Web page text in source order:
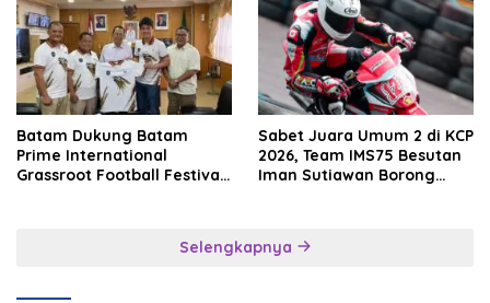
Batam Dukung Batam
Prime International
Grassroot Football Festival
Sabet Juara Umum 2 di KCP
2026, Team IMS75 Besutan
Iman Sutiawan Borong
Selengkapnya